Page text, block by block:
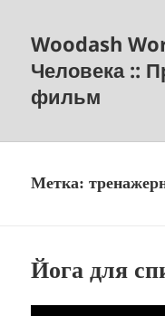
Woodash
Человека ::
фильм
Метка:
Йога для